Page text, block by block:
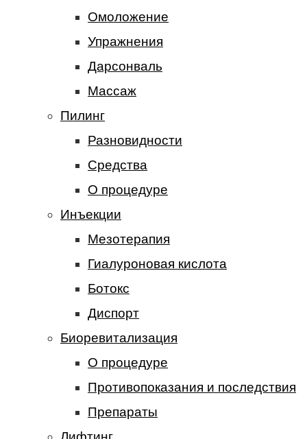
Омоложение
Упражнения
Дарсонваль
Массаж
Пилинг
Разновидности
Средства
О процедуре
Инъекции
Мезотерапия
Гиалуроновая кислота
Ботокс
Диспорт
Биоревитализация
О процедуре
Противопоказания и последствия
Препараты